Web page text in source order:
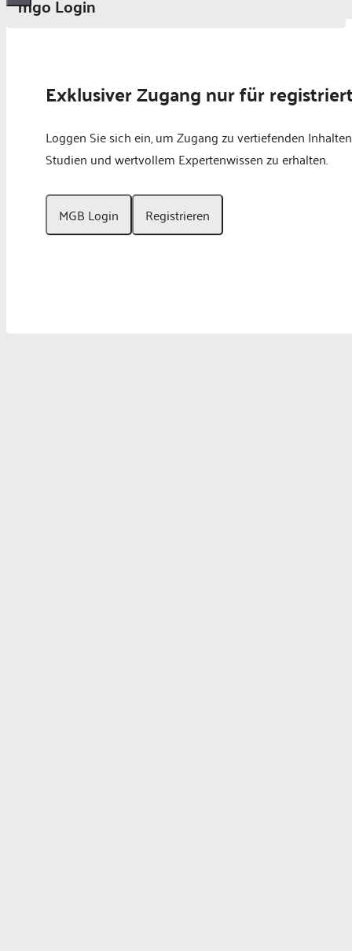
Schließen
Exklusiver Zugang nur für
Loggen Sie sich ein, um Zugang zu vertiefenden
Studien und wertvollem Expertenwissen zu erhalten.
MGB Login Registrieren